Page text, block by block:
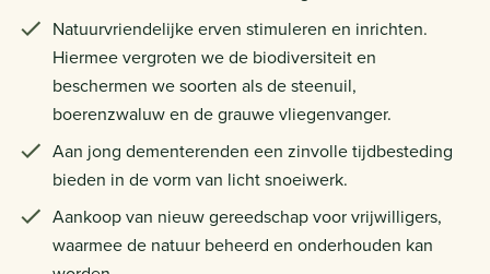
Natuurvriendelijke erven stimuleren en inrichten.
Hiermee vergroten we de biodiversiteit en
beschermen we soorten als de steenuil,
boerenzwaluw en de grauwe vliegenvanger.
Aan jong dementerenden een zinvolle tijdbesteding
bieden in de vorm van licht snoeiwerk.
Aankoop van nieuw gereedschap voor vrijwilligers,
waarmee de natuur beheerd en onderhouden kan